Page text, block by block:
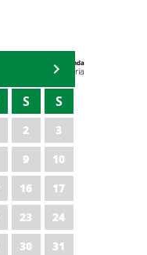
Agenda
Universitária
S S
2
3
9
10
16
17
23
24
30 31